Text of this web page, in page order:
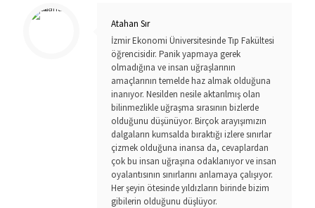
Atahan Sır
İzmir Ekonomi Üniversitesinde Tıp Fakültesi
öğrencisidir. Panik yapmaya gerek
olmadığına ve insan uğraşlarının
amaçlarının temelde haz almak olduğuna
inanıyor. Nesilden nesile aktarılmış olan
bilinmezlikle uğraşma sırasının bizlerde
olduğunu düşünüyor. Birçok arayışımızın
dalgaların kumsalda bıraktığı izlere sınırlar
çizmek olduğuna inansa da, cevaplardan
çok bu insan uğraşına odaklanıyor ve insan
oyalantısının sınırlarını anlamaya çalışıyor.
Her şeyin ötesinde yıldızların birinde bizim
gibilerin olduğunu düşlüyor.